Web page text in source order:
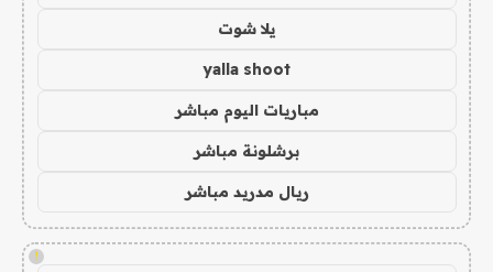
يلا شوت
yalla shoot
مباريات اليوم مباشر
برشلونة مباشر
ريال مدريد مباشر
!